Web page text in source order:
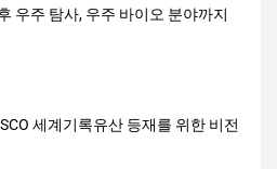
우주 탐사, 우주 바이오 분야까지
세계기록유산 등재를 위한 비전